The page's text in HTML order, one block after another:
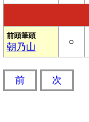
前頭筆頭
朝乃山
○
前 次